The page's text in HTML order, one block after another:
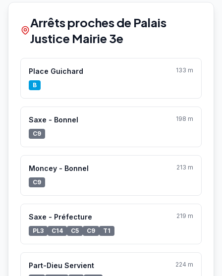
Arrêts proches de Palais
Justice Mairie 3e
Place Guichard
133 m
B
Saxe - Bonnel
198 m
C9
Moncey - Bonnel
213 m
C9
Saxe - Préfecture
219 m
PL3
C14 C5 C9 T1
Part-Dieu Servient
224 m